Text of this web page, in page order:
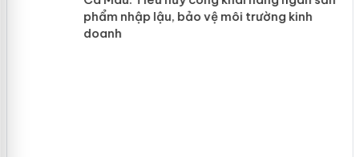
Hưng Yên: Xử lý 6 hộ kinh doanh bán
hàng giả mạo nhãn hiệu Adidas, Nike